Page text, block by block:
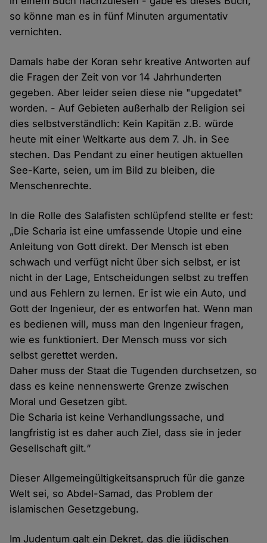
so könne man es in fünf Minuten argumentativ
vernichten.
Damals habe der Koran sehr kreative Antworten auf
die Fragen der Zeit von vor 14 Jahrhunderten
gegeben. Aber leider seien diese nie "upgedatet"
worden. - Auf Gebieten außerhalb der Religion sei
dies selbstverständlich: Kein Kapitän z.B. würde
heute mit einer Weltkarte aus dem 7. Jh. in See
stechen. Das Pendant zu einer heutigen aktuellen
See-Karte, seien, um im Bild zu bleiben, die
Menschenrechte.
In die Rolle des Salafisten schlüpfend stellte er fest:
„Die Scharia ist eine umfassende Utopie und eine
Anleitung von Gott direkt. Der Mensch ist eben
schwach und verfügt nicht über sich selbst, er ist
nicht in der Lage, Entscheidungen selbst zu treffen
und aus Fehlern zu lernen. Er ist wie ein Auto, und
Gott der Ingenieur, der es entworfen hat. Wenn man
es bedienen will, muss man den Ingenieur fragen,
wie es funktioniert. Der Mensch muss vor sich
selbst gerettet werden.
Daher muss der Staat die Tugenden durchsetzen, so
dass es keine nennenswerte Grenze zwischen
Moral und Gesetzen gibt.
Die Scharia ist keine Verhandlungssache, und
langfristig ist es daher auch Ziel, dass sie in jeder
Gesellschaft gilt.“
Dieser Allgemeingültigkeitsanspruch für die ganze
Welt sei, so Abdel-Samad, das Problem der
islamischen Gesetzgebung.
Im Judentum galt ein Dekret, das die jüdischen